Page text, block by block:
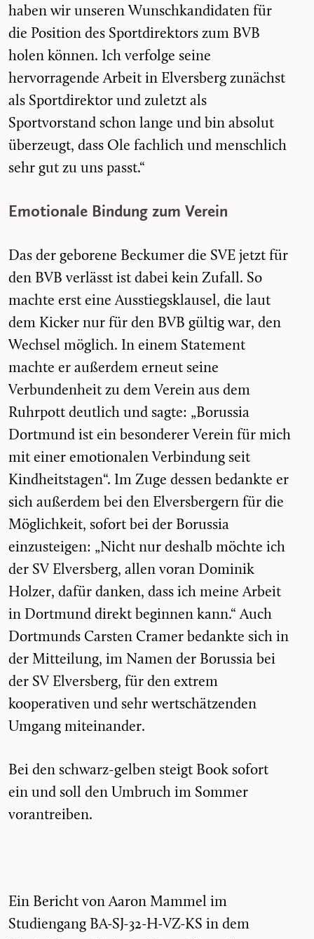
haben wir unseren Wunschkandidaten für
die Position des Sportdirektors zum BVB
holen können. Ich verfolge seine
hervorragende Arbeit in Elversberg zunächst
als Sportdirektor und zuletzt als
Sportvorstand schon lange und bin absolut
überzeugt, dass Ole fachlich und menschlich
sehr gut zu uns passt.“
Emotionale Bindung zum Verein
Das der geborene Beckumer die SVE jetzt für
den BVB verlässt ist dabei kein Zufall. So
machte erst eine Ausstiegsklausel, die laut
dem Kicker nur für den BVB gültig war, den
Wechsel möglich. In einem Statement
machte er außerdem erneut seine
Verbundenheit zu dem Verein aus dem
Ruhrpott deutlich und sagte: „Borussia
Dortmund ist ein besonderer Verein für mich
mit einer emotionalen Verbindung seit
Kindheitstagen“. Im Zuge dessen bedankte er
sich außerdem bei den Elversbergern für die
Möglichkeit, sofort bei der Borussia
einzusteigen: „Nicht nur deshalb möchte ich
der SV Elversberg, allen voran Dominik
Holzer, dafür danken, dass ich meine Arbeit
in Dortmund direkt beginnen kann.“ Auch
Dortmunds Carsten Cramer bedankte sich in
der Mitteilung, im Namen der Borussia bei
der SV Elversberg, für den extrem
kooperativen und sehr wertschätzenden
Umgang miteinander.
Bei den schwarz-gelben steigt Book sofort
ein und soll den Umbruch im Sommer
vorantreiben.
Ein Bericht von Aaron Mammel im
Studiengang BA-SJ-32-H-VZ-KS in dem